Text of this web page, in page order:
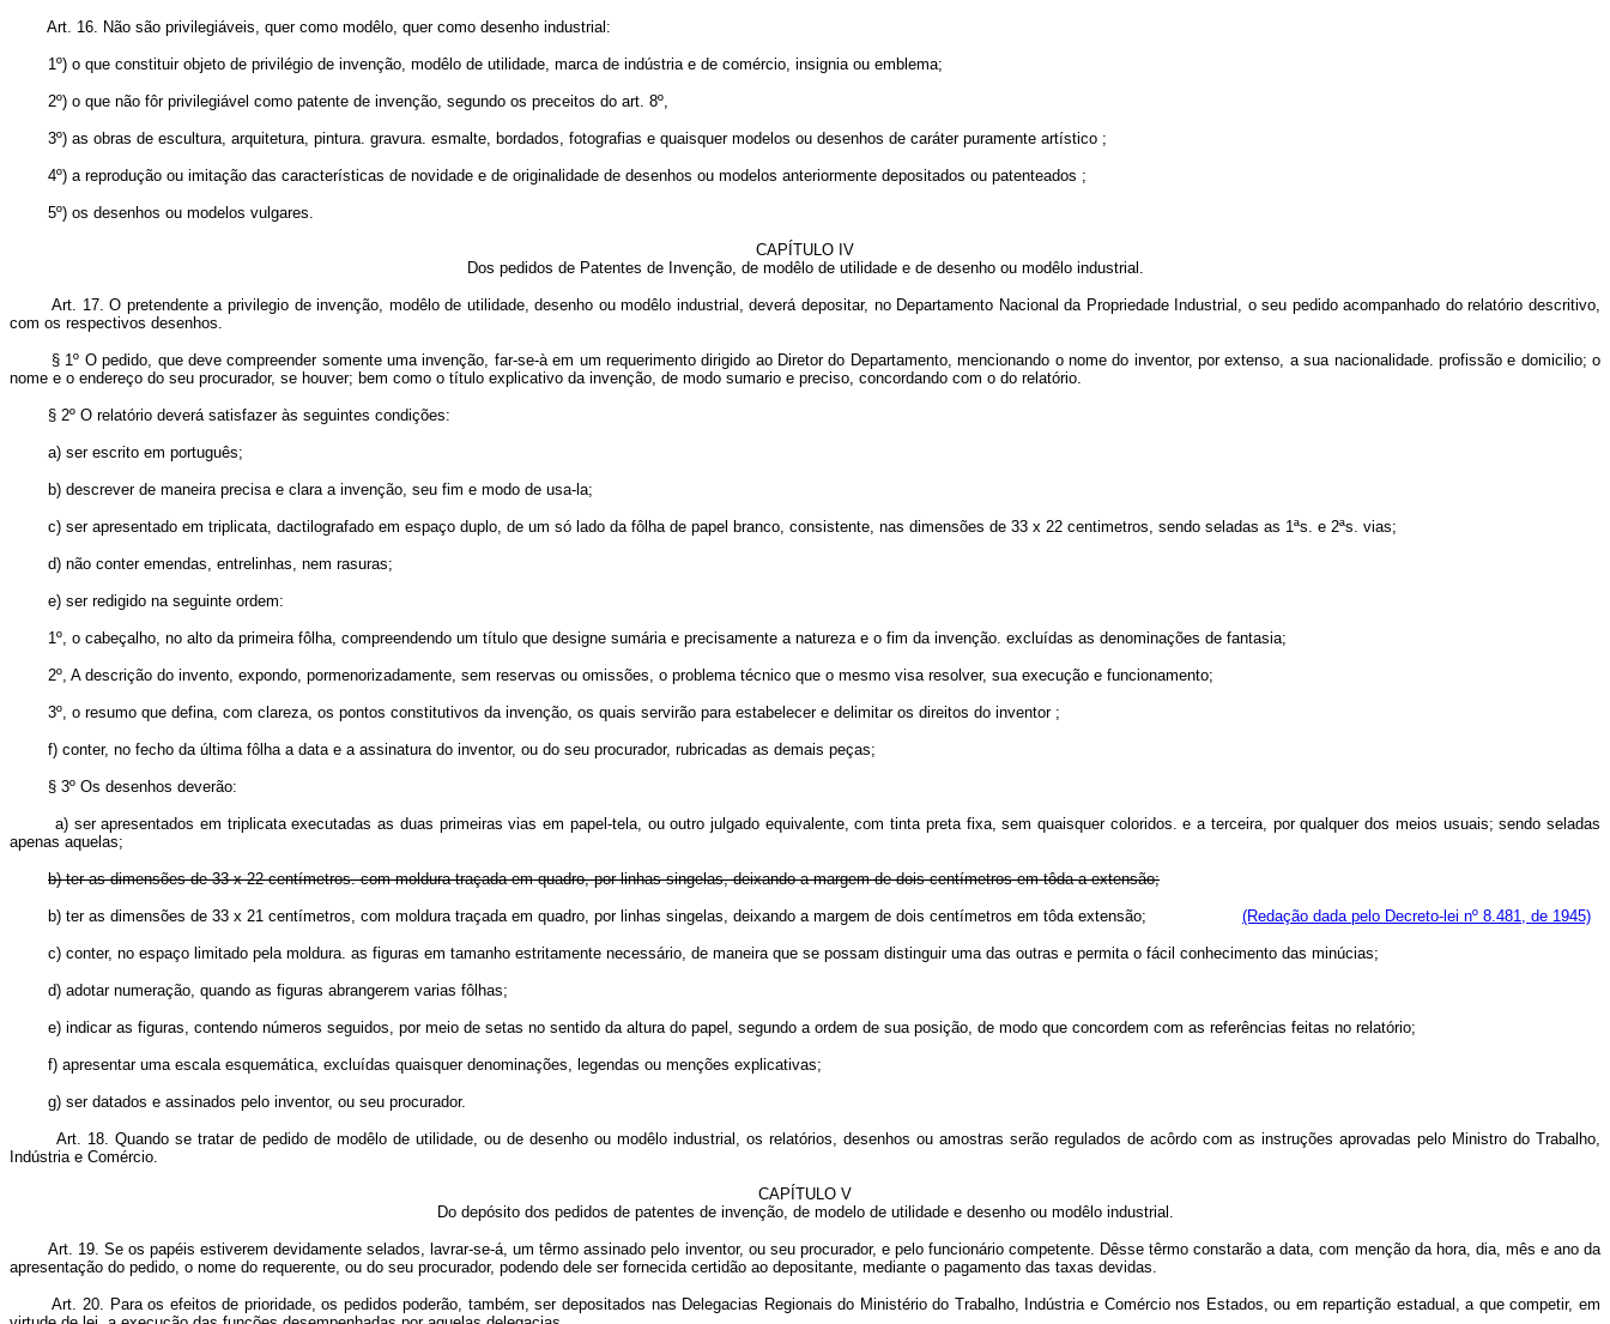
Art. 16. Não são privilegiáveis, quer como modêlo, quer como desenho industrial:
1º) o que constituir objeto de privilégio de invenção, modêlo de utilidade, marca de indústria e de comércio, insignia ou emblema;
2º) o que não fôr privilegiável como patente de invenção, segundo os preceitos do art. 8º,
3º) as obras de escultura, arquitetura, pintura. gravura. esmalte, bordados, fotografias e quaisquer modelos ou desenhos de caráter puramente artístico ;
4º) a reprodução ou imitação das características de novidade e de originalidade de desenhos ou modelos anteriormente depositados ou patenteados ;
5º) os desenhos ou modelos vulgares.
CAPÍTULO IV
Dos pedidos de Patentes de Invenção, de modêlo de utilidade e de desenho ou modêlo industrial.
Art. 17. O pretendente a privilegio de invenção, modêlo de utilidade, desenho ou modêlo industrial, deverá depositar, no Departamento Nacional da Propriedade Industrial, o seu pedido acompanhado do relatório descritivo,
com os respectivos desenhos.
§ 1º O pedido, que deve compreender somente uma invenção, far-se-à em um requerimento dirigido ao Diretor do Departamento, mencionando o nome do inventor, por extenso, a sua nacionalidade. profissão e domicilio; o
nome e o endereço do seu procurador, se houver; bem como o título explicativo da invenção, de modo sumario e preciso, concordando com o do relatório.
§ 2º O relatório deverá satisfazer às seguintes condições:
a) ser escrito em português;
b) descrever de maneira precisa e clara a invenção, seu fim e modo de usa-la;
c) ser apresentado em triplicata, dactilografado em espaço duplo, de um só lado da fôlha de papel branco, consistente, nas dimensões de 33 x 22 centimetros, sendo seladas as 1ªs. e 2ªs. vias;
d) não conter emendas, entrelinhas, nem rasuras;
e) ser redigido na seguinte ordem:
1º, o cabeçalho, no alto da primeira fôlha, compreendendo um título que designe sumária e precisamente a natureza e o fim da invenção. excluídas as denominações de fantasia;
2º, A descrição do invento, expondo, pormenorizadamente, sem reservas ou omissões, o problema técnico que o mesmo visa resolver, sua execução e funcionamento;
3º, o resumo que defina, com clareza, os pontos constitutivos da invenção, os quais servirão para estabelecer e delimitar os direitos do inventor ;
f) conter, no fecho da última fôlha a data e a assinatura do inventor, ou do seu procurador, rubricadas as demais peças;
§ 3º Os desenhos deverão:
a) ser apresentados em triplicata executadas as duas primeiras vias em papel-tela, ou outro julgado equivalente, com tinta preta fixa, sem quaisquer coloridos. e a terceira, por qualquer dos meios usuais; sendo seladas
apenas aquelas;
b) ter as dimensões de 33 x 22 centímetros. com moldura traçada em quadro, por linhas singelas, deixando a margem de dois centímetros em tôda a extensão;
b) ter as dimensões de 33 x 21 centímetros, com moldura traçada em quadro, por linhas singelas, deixando a margem de dois centímetros em tôda extensão; (Redação dada pelo Decreto-lei nº 8.481, de 1945)
c) conter, no espaço limitado pela moldura. as figuras em tamanho estritamente necessário, de maneira que se possam distinguir uma das outras e permita o fácil conhecimento das minúcias;
d) adotar numeração, quando as figuras abrangerem varias fôlhas;
e) indicar as figuras, contendo números seguidos, por meio de setas no sentido da altura do papel, segundo a ordem de sua posição, de modo que concordem com as referências feitas no relatório;
f) apresentar uma escala esquemática, excluídas quaisquer denominações, legendas ou menções explicativas;
g) ser datados e assinados pelo inventor, ou seu procurador.
Art. 18. Quando se tratar de pedido de modêlo de utilidade, ou de desenho ou modêlo industrial, os relatórios, desenhos ou amostras serão regulados de acôrdo com as instruções aprovadas pelo Ministro do Trabalho,
Indústria e Comércio.
CAPÍTULO V
Do depósito dos pedidos de patentes de invenção, de modelo de utilidade e desenho ou modêlo industrial.
Art. 19. Se os papéis estiverem devidamente selados, lavrar-se-á, um têrmo assinado pelo inventor, ou seu procurador, e pelo funcionário competente. Dêsse têrmo constarão a data, com menção da hora, dia, mês e ano da
apresentação do pedido, o nome do requerente, ou do seu procurador, podendo dele ser fornecida certidão ao depositante, mediante o pagamento das taxas devidas.
Art. 20. Para os efeitos de prioridade, os pedidos poderão, também, ser depositados nas Delegacias Regionais do Ministério do Trabalho, Indústria e Comércio nos Estados, ou em repartição estadual, a que competir, em